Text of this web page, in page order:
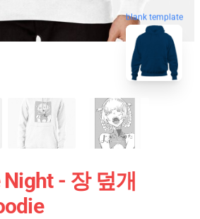
blank template
- 장 덮개